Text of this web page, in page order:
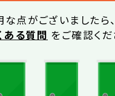
な点がございましたら、
ある質問 をご確認くだ